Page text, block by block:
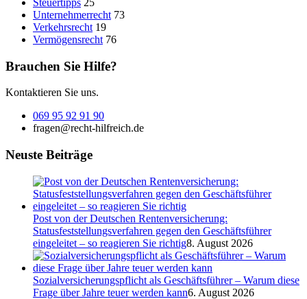
Unternehmerrecht 73
Verkehrsrecht 19
Vermögensrecht 76
Brauchen Sie Hilfe?
Kontaktieren Sie uns.
069 95 92 91 90
fragen@recht-hilfreich.de
Neuste Beiträge
Post von der Deutschen Rentenversicherung:
Statusfeststellungsverfahren gegen den Geschäftsführer
eingeleitet – so reagieren Sie richtig8. August 2026
Sozialversicherungspflicht als Geschäftsführer – Warum diese
Frage über Jahre teuer werden kann6. August 2026